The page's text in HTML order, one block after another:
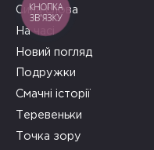
Сила слова
На часі
Новий погляд
Подружки
Смачні історії
Теревеньки
Точка зору
КНОПКА
ЗВ'ЯЗКУ